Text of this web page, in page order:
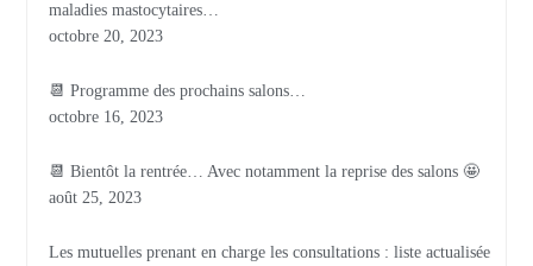
maladies mastocytaires…
octobre 20, 2023
📆 Programme des prochains salons…
octobre 16, 2023
📆 Bientôt la rentrée… Avec notamment la reprise des salons 🤩
août 25, 2023
Les mutuelles prenant en charge les consultations : liste actualisée